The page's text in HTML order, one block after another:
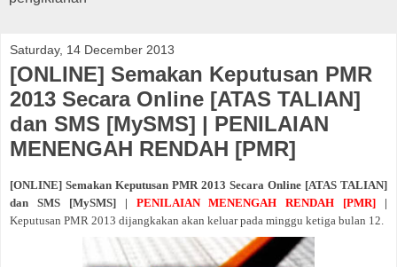
Saturday, 14 December 2013
[ONLINE] Semakan Keputusan PMR
2013 Secara Online [ATAS TALIAN]
dan SMS [MySMS] | PENILAIAN
MENENGAH RENDAH [PMR]
[ONLINE] Semakan Keputusan PMR 2013 Secara Online [ATAS TALIAN]
dan SMS [MySMS] | PENILAIAN MENENGAH RENDAH [PMR] |
Keputusan PMR 2013 dijangkakan akan keluar pada minggu ketiga bulan 12.